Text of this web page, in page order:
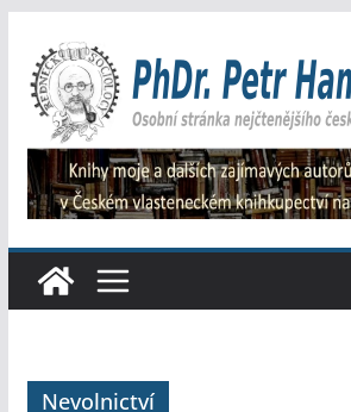
obsah
Nevolnictví